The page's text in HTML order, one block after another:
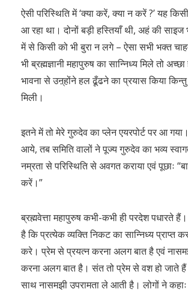
ऐसी परिस्थिति में ‘क्या करें, क्या न करें ?’ यह
आ रहा था। दोनों बड़ी हस्तियाँ थी, अहं की साइज
में से किसी को भी बुरा न लगे – ऐसा सभी भक्त
भी ब्रह्मज्ञानी महापुरुष का सान्निध्य मिले तो
भावना से उऩ्होंने हल ढूँढने का प्रयास किया
मिली।
इतने में तो मेरे गुरुदेव का प्लेन एयरपोर्ट पर आ
आये, तब समिति वालों ने पूज्य गुरुदेव का भव्य
नम्रता से परिस्थिति से अवगत कराया एवं पूछाः
करें।”
ब्रह्मवेत्ता महापुरुष कभी-कभी ही परदेश पधारते
है कि प्रत्येक व्यक्ति निकट का सान्निध्य प्राप्त
करे। प्रेम से प्रयत्न करना अलग बात है एवं
करना अलग बात है। संत तो प्रेम से वश हो जाते हैं
साथ नासमझी उपरामता ले आती है। लोगों ने कहाः